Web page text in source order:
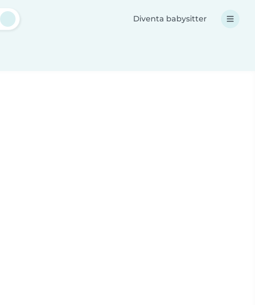
Diventa babysitter